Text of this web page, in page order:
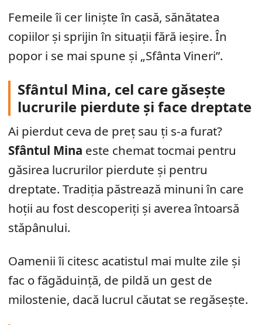
Femeile îi cer liniște în casă, sănătatea
copiilor și sprijin în situații fără ieșire. În
popor i se mai spune și „Sfânta Vineri”.
Sfântul Mina, cel care găsește
lucrurile pierdute și face dreptate
Ai pierdut ceva de preț sau ți s-a furat?
Sfântul Mina este chemat tocmai pentru
găsirea lucrurilor pierdute și pentru
dreptate. Tradiția păstrează minuni în care
hoții au fost descoperiți și averea întoarsă
stăpânului.
Oamenii îi citesc acatistul mai multe zile și
fac o făgăduință, de pildă un gest de
milostenie, dacă lucrul căutat se regăsește.